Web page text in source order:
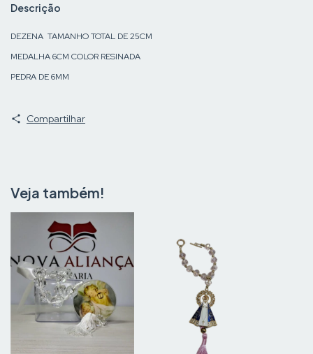
Descrição
DEZENA TAMANHO TOTAL DE 25CM
MEDALHA 6CM COLOR RESINADA
PEDRA DE 6MM
Compartilhar
Veja também!